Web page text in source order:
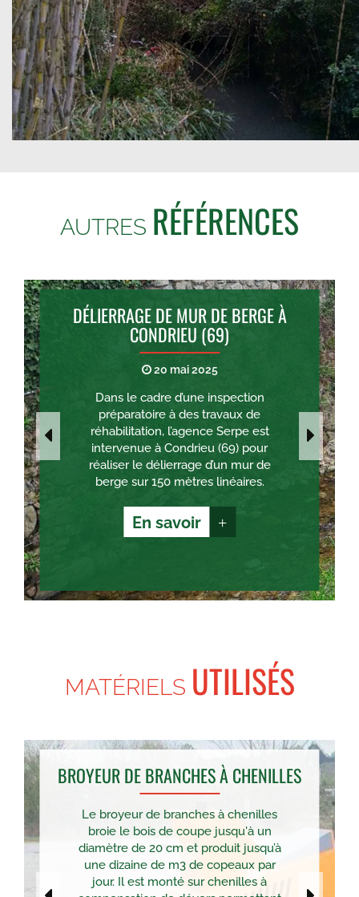
AUTRES RÉFÉRENCES
DÉLIERRAGE DE MUR DE BERGE À
CONDRIEU (69)
20 mai 2025
Dans le cadre d’une inspection
préparatoire à des travaux de
réhabilitation, l’agence Serpe est
intervenue à Condrieu (69) pour
réaliser le délierrage d’un mur de
berge sur 150 mètres linéaires.
En savoir +
MATÉRIELS UTILISÉS
BROYEUR DE BRANCHES À CHENILLES
Le broyeur de branches à chenilles
broie le bois de coupe jusqu'à un
diamètre de 20 cm et produit jusqu’à
une dizaine de m3 de copeaux par
jour. Il est monté sur chenilles à